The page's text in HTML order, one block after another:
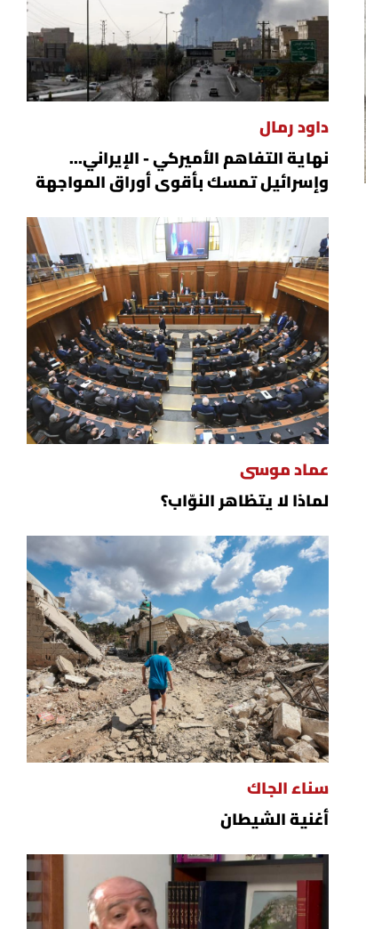
داود رمال
نهاية التفاهم الأميركي - الإيراني...
وإسرائيل تمسك بأقوى أوراق المواجهة
عماد موسى
لماذا لا يتظاهر النوّاب؟
سناء الجاك
أغنية الشيطان